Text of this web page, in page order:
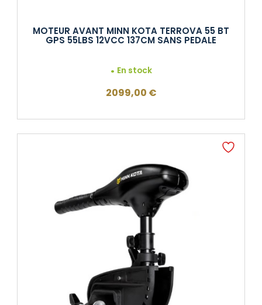
MOTEUR AVANT MINN KOTA TERROVA 55 BT
GPS 55LBS 12VCC 137CM SANS PEDALE
En stock
2099,00 €